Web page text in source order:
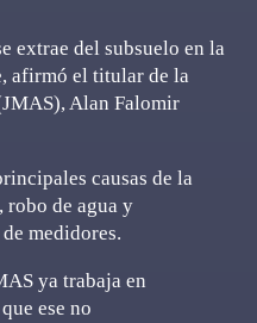
extrae del subsuelo en la
afirmó el titular de la
Alan Falomir
causas de la
robo de agua y
medidores.
ya trabaja en
ese no